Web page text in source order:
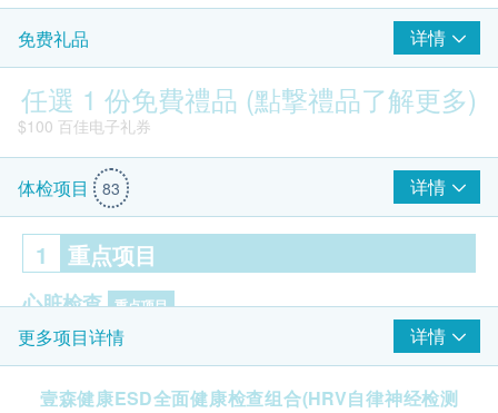
免费礼品 详情
任選 1 份免費禮品 (點撃禮品了解更多)
$100 百佳电子礼券
体检项目 83 详情
1 重点项目
心脏检查 重点项目
静态心电图
心律变异自律神经检查 重点项目
更多项目详情 详情
壹森健康ESD全面健康检查组合(HRV自律神经检测